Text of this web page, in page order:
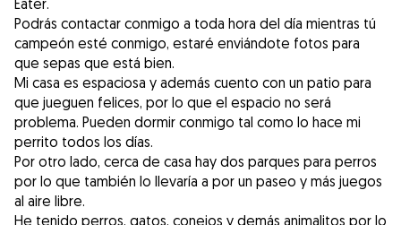
Eater.
Podrás contactar conmigo a toda hora del día mientras tú
campeón esté conmigo, estaré enviándote fotos para
que sepas que está bien.
Mi casa es espaciosa y además cuento con un patio para
que jueguen felices, por lo que el espacio no será
problema. Pueden dormir conmigo tal como lo hace mi
perrito todos los días.
Por otro lado, cerca de casa hay dos parques para perros
por lo que también lo llevaría a por un paseo y más juegos
al aire libre.
He tenido perros, gatos, conejos y demás animalitos por lo